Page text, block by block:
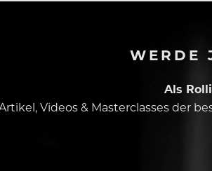
WERDE
Als
Videos & Masterclasses der